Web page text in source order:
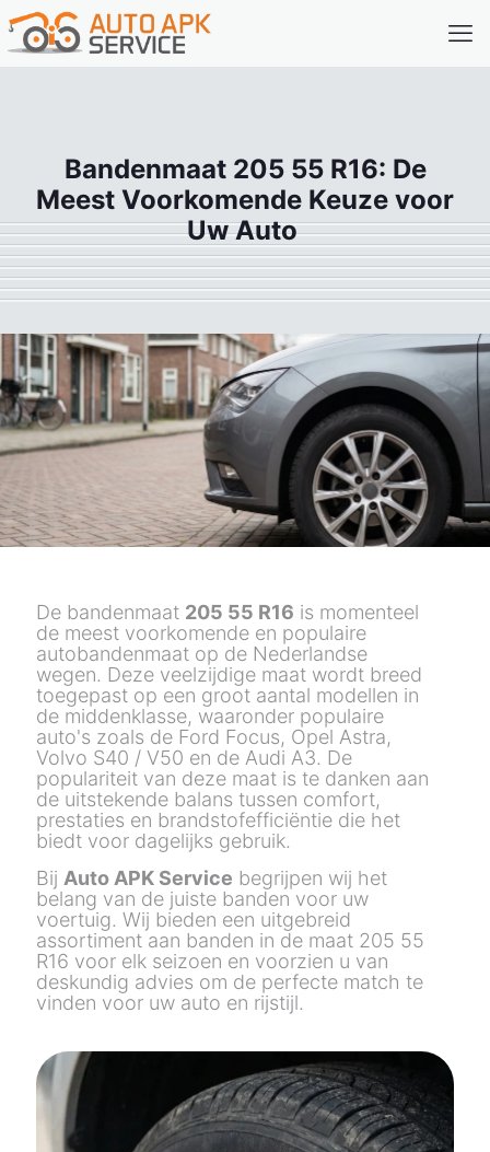
Bandenmaat 205 55 R16: De
Meest Voorkomende Keuze voor
Uw Auto
De bandenmaat 205 55 R16 is momenteel
de meest voorkomende en populaire
autobandenmaat op de Nederlandse
wegen. Deze veelzijdige maat wordt breed
toegepast op een groot aantal modellen in
de middenklasse, waaronder populaire
auto's zoals de Ford Focus, Opel Astra,
Volvo S40 / V50 en de Audi A3. De
populariteit van deze maat is te danken aan
de uitstekende balans tussen comfort,
prestaties en brandstofefficiëntie die het
biedt voor dagelijks gebruik.
Bij Auto APK Service begrijpen wij het
belang van de juiste banden voor uw
voertuig. Wij bieden een uitgebreid
assortiment aan banden in de maat 205 55
R16 voor elk seizoen en voorzien u van
deskundig advies om de perfecte match te
vinden voor uw auto en rijstijl.